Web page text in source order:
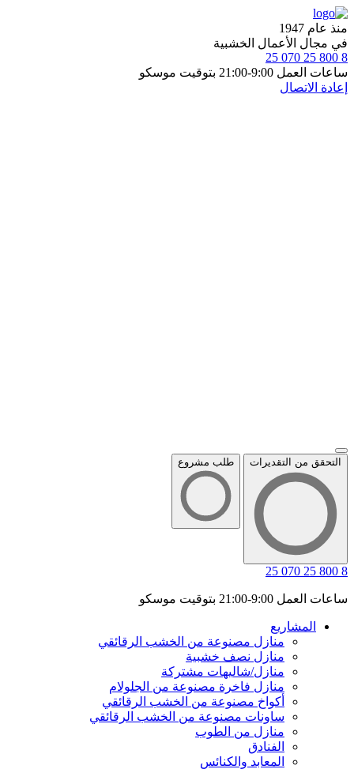
منذ عام 1947
في مجال الأعمال الخشبية
8 800 25 070 25
ساعات العمل 9:00-21:00 بتوقيت موسكو
إعادة الاتصال
التحقق من التقديرات طلب مشروع
8 800 25 070 25
ساعات العمل 9:00-21:00 بتوقيت موسكو
المشاريع
منازل مصنوعة من الخشب الرقائقي
منازل نصف خشبية
منازل/شاليهات مشتركة
منازل فاخرة مصنوعة من الجلولام
أكواخ مصنوعة من الخشب الرقائقي
ساونات مصنوعة من الخشب الرقائقي
منازل من الطوب
الفنادق
المعابد والكنائس